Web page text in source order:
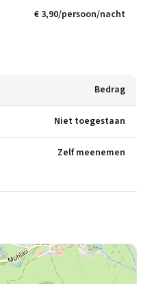
€ 3,90/persoon/nacht
Bedrag
Niet toegestaan
Zelf meenemen